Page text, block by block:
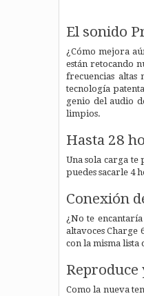
El sonido
¿Cómo mejora
están retocando
frecuencias
tecnología
genio del audio
limpios.
Hasta 28
Una sola carga
puedes sacarle 4
Conexión
¿No te
altavoces
con la misma
Como la nueva